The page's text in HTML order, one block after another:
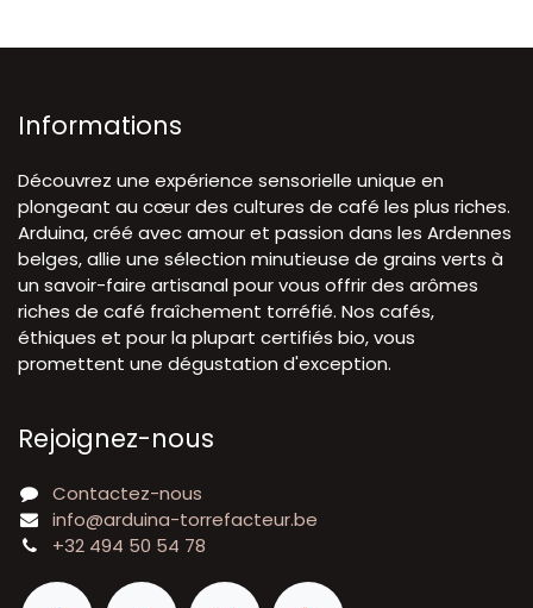
Informations
Découvrez une expérience sensorielle unique en
plongeant au cœur des cultures de café les plus riches.
Arduina, créé avec amour et passion dans les Ardennes
belges, allie une sélection minutieuse de grains verts à
un savoir-faire artisanal pour vous offrir des arômes
riches de café fraîchement torréfié. Nos cafés,
éthiques et pour la plupart certifiés bio, vous
promettent une dégustation d'exception.
Rejoignez-nous
Contactez-nous
info@arduina-torrefacteur.be
+32 494 50 54 78